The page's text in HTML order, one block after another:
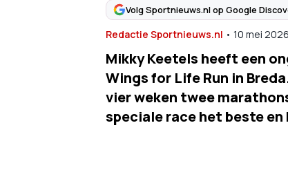
Volg Sportnieuws.nl op Google
Redactie Sportnieuws.nl • 10 mei 2026
Mikky Keetels heeft een
Wings for Life Run in
vier weken twee
speciale race het beste